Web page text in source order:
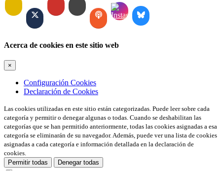
Acerca de cookies en este sitio web
×
Configuración Cookies
Declaración de Cookies
Las cookies utilizadas en este sitio están categorizadas. Puede leer sobre cada
categoría y permitir o denegar algunas o todas. Cuando se deshabilitan las
categorías que se han permitido anteriormente, todas las cookies asignadas a esa
categoría se eliminarán de su navegador. Además, puede ver una lista de cookies
asignadas a cada categoría e información detallada en la declaración de
cookies.
Permitir todas
Denegar todas